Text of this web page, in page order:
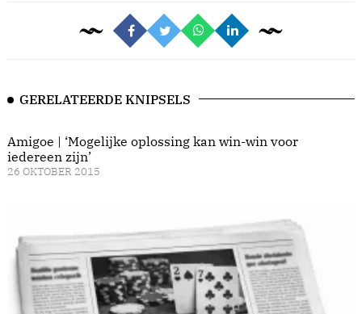
GERELATEERDE KNIPSELS
Amigoe | ‘Mogelijke oplossing kan win-win voor
iedereen zijn’
26 OKTOBER 2015